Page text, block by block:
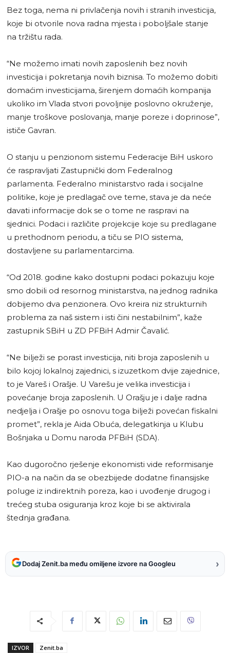
Bez toga, nema ni privlačenja novih i stranih investicija,
koje bi otvorile nova radna mjesta i poboljšale stanje
na tržištu rada.
“Ne možemo imati novih zaposlenih bez novih
investicija i pokretanja novih biznisa. To možemo dobiti
domaćim investicijama, širenjem domaćih kompanija
ukoliko im Vlada stvori povoljnije poslovno okruženje,
manje troškove poslovanja, manje poreze i doprinose”,
ističe Gavran.
O stanju u penzionom sistemu Federacije BiH uskoro
će raspravljati Zastupnički dom Federalnog
parlamenta. Federalno ministarstvo rada i socijalne
politike, koje je predlagač ove teme, stava je da neće
davati informacije dok se o tome ne raspravi na
sjednici. Podaci i različite projekcije koje su predlagane
u prethodnom periodu, a tiču se PIO sistema,
dostavljene su parlamentarcima.
“Od 2018. godine kako dostupni podaci pokazuju koje
smo dobili od resornog ministarstva, na jednog radnika
dobijemo dva penzionera. Ovo kreira niz strukturnih
problema za naš sistem i isti čini nestabilnim”, kaže
zastupnik SBiH u ZD PFBiH Admir Čavalić.
“Ne bilježi se porast investicija, niti broja zaposlenih u
bilo kojoj lokalnoj zajednici, s izuzetkom dvije zajednice,
to je Vareš i Orašje. U Varešu je velika investicija i
povećanje broja zaposlenih. U Orašju je i dalje radna
nedjelja i Orašje po osnovu toga bilježi povećan fiskalni
promet”, rekla je Aida Obuća, delegatkinja u Klubu
Bošnjaka u Domu naroda PFBiH (SDA).
Kao dugoročno rješenje ekonomisti vide reformisanje
PIO-a na način da se obezbijede dodatne finansijske
poluge iz indirektnih poreza, kao i uvođenje drugog i
trećeg stuba osiguranja kroz koje bi se aktivirala
štednja građana.
Dodaj Zenit.ba među omiljene izvore na Googleu ›
IZVOR
Zenit.ba